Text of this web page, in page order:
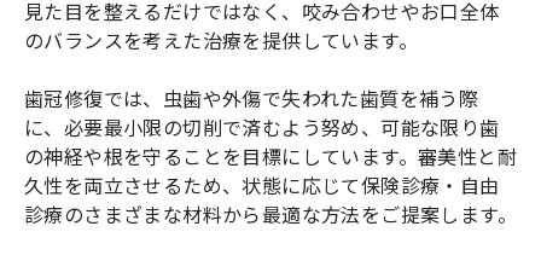
見た目を整えるだけではなく、咬み合わせやお口全体
のバランスを考えた治療を提供しています。
歯冠修復では、虫歯や外傷で失われた歯質を補う際
に、必要最小限の切削で済むよう努め、可能な限り歯
の神経や根を守ることを目標にしています。審美性と耐
久性を両立させるため、状態に応じて保険診療・自由
診療のさまざまな材料から最適な方法をご提案します。